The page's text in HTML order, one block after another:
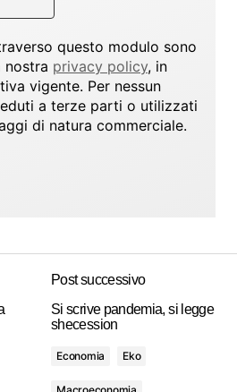
questo modulo sono
nostra privacy policy, in
vigente. Per nessun
a terze parti o utilizzati
di natura commerciale.
Post successivo
Si scrive pandemia, si legge
shecession
Economia Eko